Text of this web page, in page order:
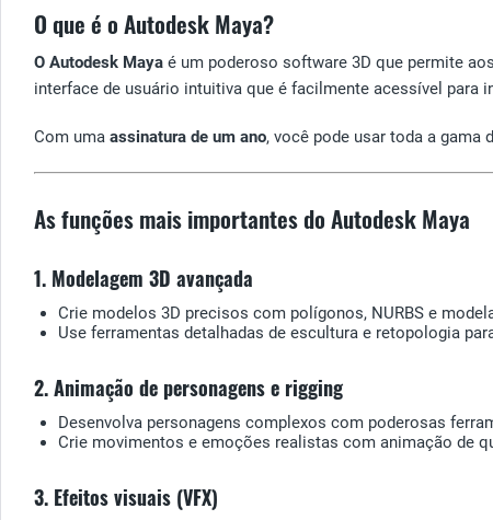
O que é o Autodesk Maya?
O Autodesk Maya é um poderoso software 3D que permite
interface de usuário intuitiva que é facilmente acessível
Com uma assinatura de um ano, você pode usar toda a gama
As funções mais importantes do Autodesk Maya
1. Modelagem 3D avançada
Crie modelos 3D precisos com polígonos, NURBS e
Use ferramentas detalhadas de escultura e retopologia
2. Animação de personagens e rigging
Desenvolva personagens complexos com poderosas
Crie movimentos e emoções realistas com animação de
3. Efeitos visuais (VFX)